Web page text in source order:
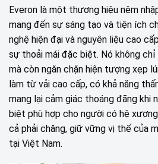
Everon là một thương hiệu nệm
mang đến sự sáng tạo và tiện ích
nghệ hiện đại và nguyên liệu cao
sự thoải mái đặc biệt. Nó không
mà còn ngăn chặn hiện tượng xẹp
làm từ vải cao cấp, có khả năng
mang lại cảm giác thoáng đãng khi
biệt phù hợp cho người có hệ
cả phải chăng, giữ vững vị thế của
tại Việt Nam.